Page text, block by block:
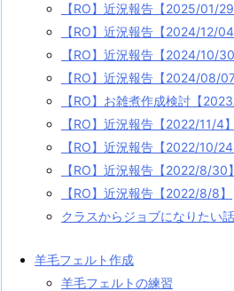
【RO】近況報告【2025/01/29
【RO】近況報告【2024/12/04
【RO】近況報告【2024/10/30
【RO】近況報告【2024/08/07
【RO】お雑煮作成検討【
【RO】近況報告【2022/11/4】
【RO】近況報告【2022/10/24
【RO】近況報告【2022/8/30】
【RO】近況報告【2022/8/8】
クラスからジョブになりたい
羊毛フェルト作成
羊毛フェルトの練習